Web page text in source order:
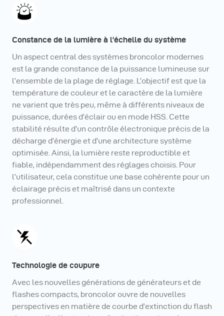
Constance de la lumière à l’échelle du système
Un aspect central des systèmes broncolor modernes
est la grande constance de la puissance lumineuse sur
l’ensemble de la plage de réglage. L’objectif est que la
température de couleur et le caractère de la lumière
ne varient que très peu, même à différents niveaux de
puissance, durées d’éclair ou en mode HSS. Cette
stabilité résulte d’un contrôle électronique précis de la
décharge d’énergie et d’une architecture système
optimisée. Ainsi, la lumière reste reproductible et
fiable, indépendamment des réglages choisis. Pour
l’utilisateur, cela constitue une base cohérente pour un
éclairage précis et maîtrisé dans un contexte
professionnel.
Technologie de coupure
Avec les nouvelles générations de générateurs et de
flashes compacts, broncolor ouvre de nouvelles
perspectives en matière de courbe d’extinction du flash